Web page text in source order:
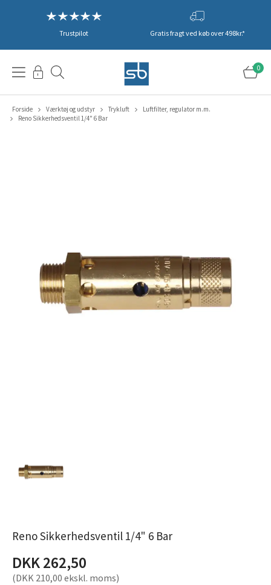
Trustpilot Gratis fragt ved køb over 498kr.*
0
Forside Værktøj og udstyr Trykluft
Luftfilter, regulator m.m.
Reno Sikkerhedsventil 1/4" 6 Bar
Reno Sikkerhedsventil 1/4" 6 Bar
DKK 262,50
(DKK 210,00 ekskl. moms)